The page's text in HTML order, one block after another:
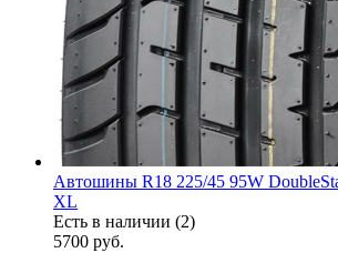
Автошины R18 225/45 95W
XL
Есть в наличии (2)
5700 руб.